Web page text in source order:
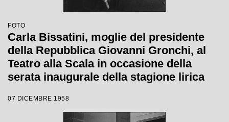
FOTO
Carla Bissatini, moglie del presidente
della Repubblica Giovanni Gronchi, al
Teatro alla Scala in occasione della
serata inaugurale della stagione lirica
Giacomo Puccini, diretta da Antonino
Votto con la regia di Margherita
07 DICEMBRE 1958